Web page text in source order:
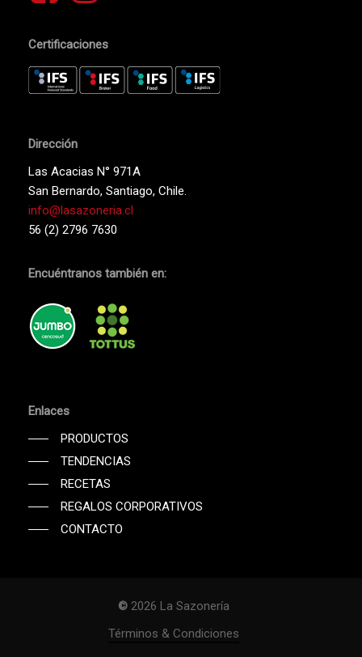
Subtotal:
Certificaciones
Dirección
Las Acacias N° 971A
San Bernardo, Santiago, Chile.
info@lasazoneria.cl
56 (2) 2796 7630
Encuéntranos también en:
Enlaces
PRODUCTOS
TENDENCIAS
RECETAS
REGALOS CORPORATIVOS
CONTACTO
© 2026 La Sazonería
Términos & Condiciones